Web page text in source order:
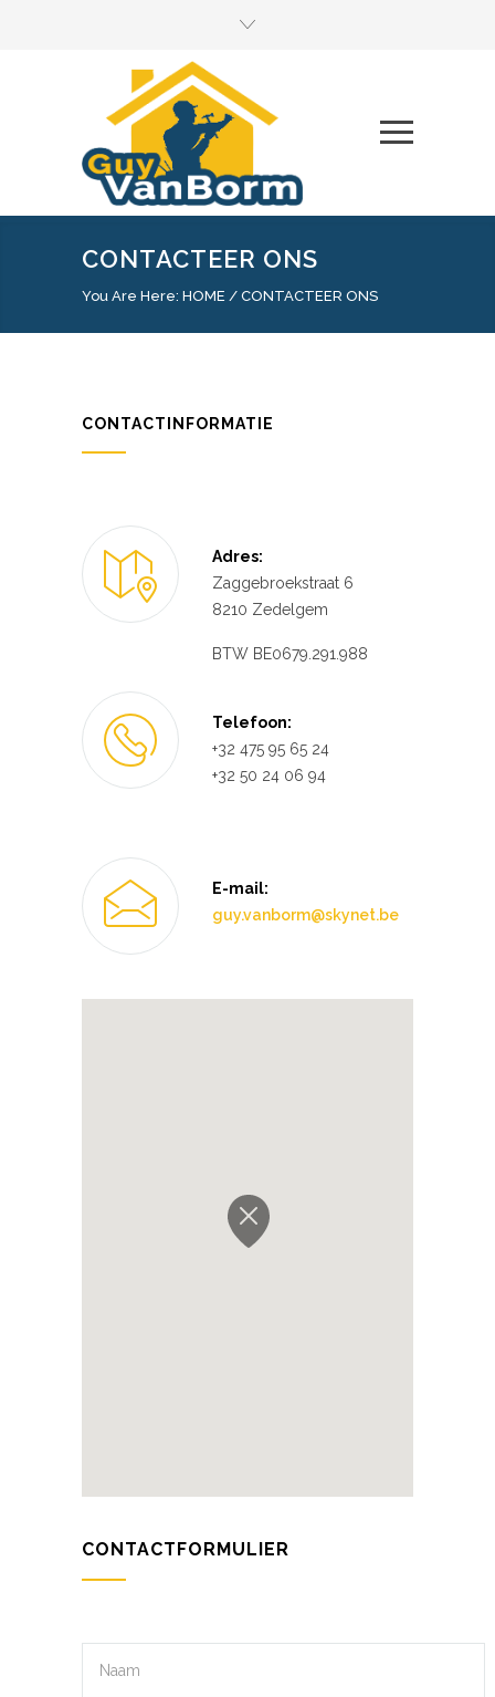
CONTACTEER ONS
You Are Here: HOME / CONTACTEER ONS
CONTACTINFORMATIE
Adres:
Zaggebroekstraat 6
8210 Zedelgem
BTW BE0679.291.988
Telefoon:
+32 475 95 65 24
+32 50 24 06 94
E-mail:
guy.vanborm@skynet.be
CONTACTFORMULIER